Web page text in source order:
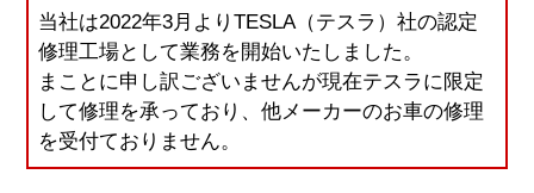
当社は2022年3月よりTESLA（テスラ）社の認定
修理工場として業務を開始いたしました。
まことに申し訳ございませんが現在テスラに限定
して修理を承っており、他メーカーのお車の修理
を受付ておりません。